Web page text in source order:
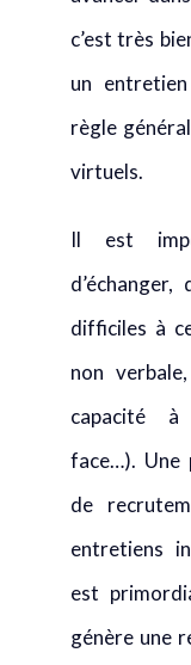
c’est très
un entretien
règle
virtuels.
Il est
difficiles à
non
capacité
face…). Une
de
entretiens
est
génère une